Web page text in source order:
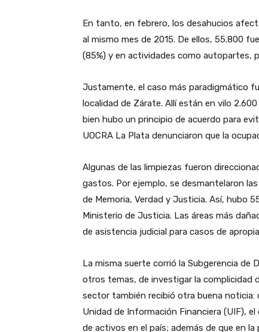
En tanto, en febrero, los desahucios
al mismo mes de 2015. De ellos, 55.800
(85%) y en actividades como autopartes,
Justamente, el caso más paradigmático
localidad de Zárate. Allí están en vilo
bien hubo un principio de acuerdo para
UOCRA La Plata denunciaron que la
Algunas de las limpiezas fueron
gastos. Por ejemplo, se desmantelaron
de Memoria, Verdad y Justicia. Así, hubo
Ministerio de Justicia. Las áreas más
de asistencia judicial para casos de
La misma suerte corrió la Subgerencia de
otros temas, de investigar la complicidad
sector también recibió otra buena noticia:
Unidad de Información Financiera (UIF),
de activos en el país; además de que en